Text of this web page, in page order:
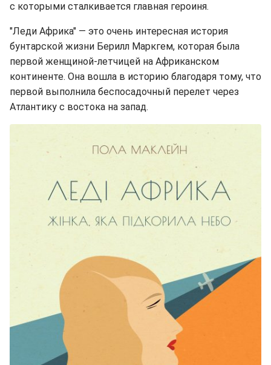
с которыми сталкивается главная героиня.
"Леди Африка" — это очень интересная история
бунтарской жизни Берилл Маркгем, которая была
первой женщиной-летчицей на Африканском
континенте. Она вошла в историю благодаря тому, что
первой выполнила беспосадочный перелет через
Атлантику с востока на запад.